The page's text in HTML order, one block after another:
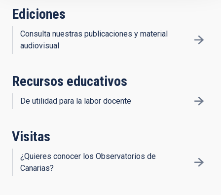
Ediciones
Consulta nuestras publicaciones y material
audiovisual
Recursos educativos
De utilidad para la labor docente
Visitas
¿Quieres conocer los Observatorios de
Canarias?